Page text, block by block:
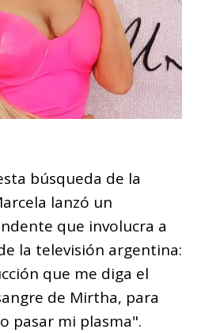
búsqueda de la
lanzó un
que involucra a
la televisión argentina:
que me diga el
de Mirtha, para
pasar mi plasma".